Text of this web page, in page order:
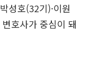
성호(32기)·이원
호사가 중심이 돼